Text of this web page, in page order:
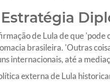
de Lula de que 'pode
brasileira. 'Outras
internacionais, até a
externa de Lula